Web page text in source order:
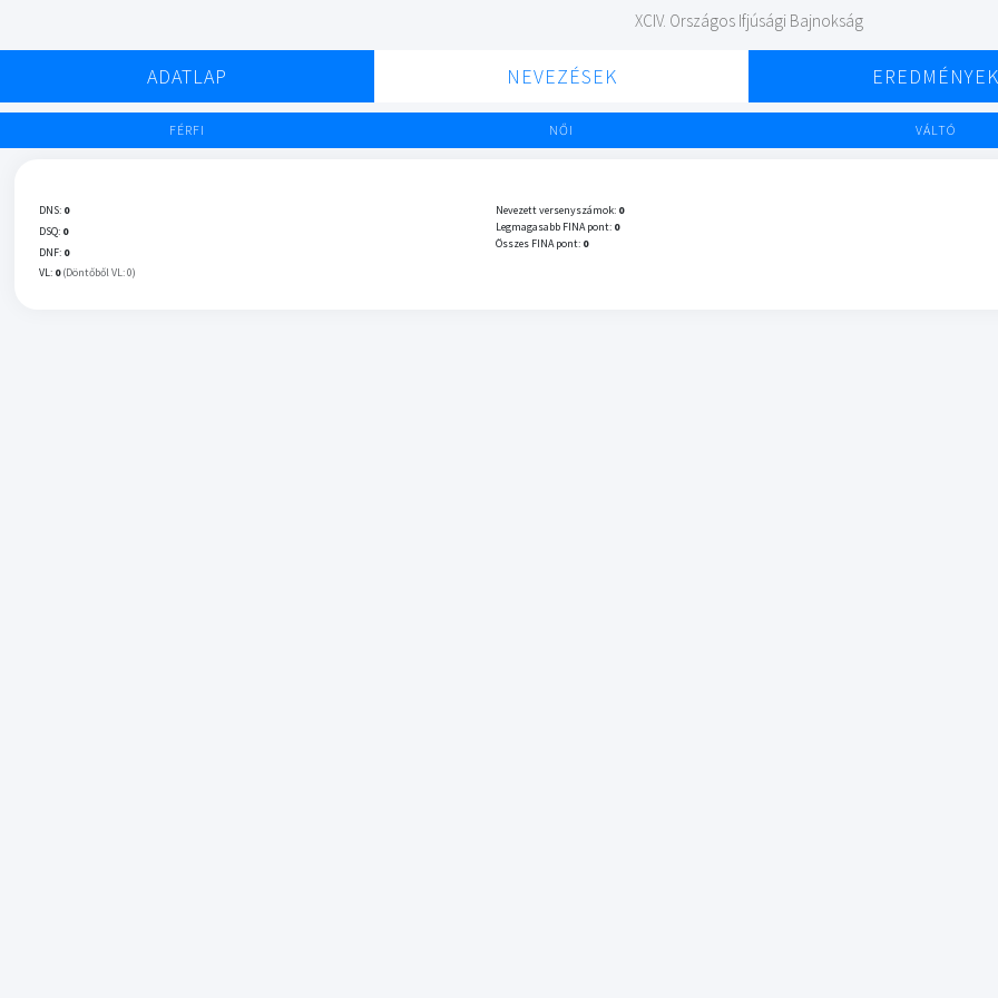
XCIV. Országos Ifjúsági Bajnokság
ADATLAP NEVEZÉSEK EREDMÉNYEK
FÉRFI NŐI VÁLTÓ
DNS: 0
DSQ: 0
DNF: 0
VL: 0 (Döntőből VL: 0)
Nevezett versenyszámok: 0
Legmagasabb FINA pont: 0
Összes FINA pont: 0